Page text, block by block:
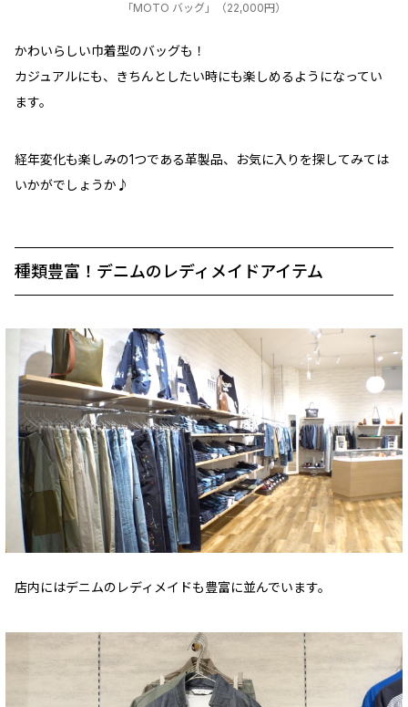
「MOTO バッグ」（22,000円）
かわいらしい巾着型のバッグも！
カジュアルにも、きちんとしたい時にも楽しめるようになってい
ます。
経年変化も楽しみの1つである革製品、お気に入りを探してみては
いかがでしょうか♪
種類豊富！デニムのレディメイドアイテム
店内にはデニムのレディメイドも豊富に並んでいます。